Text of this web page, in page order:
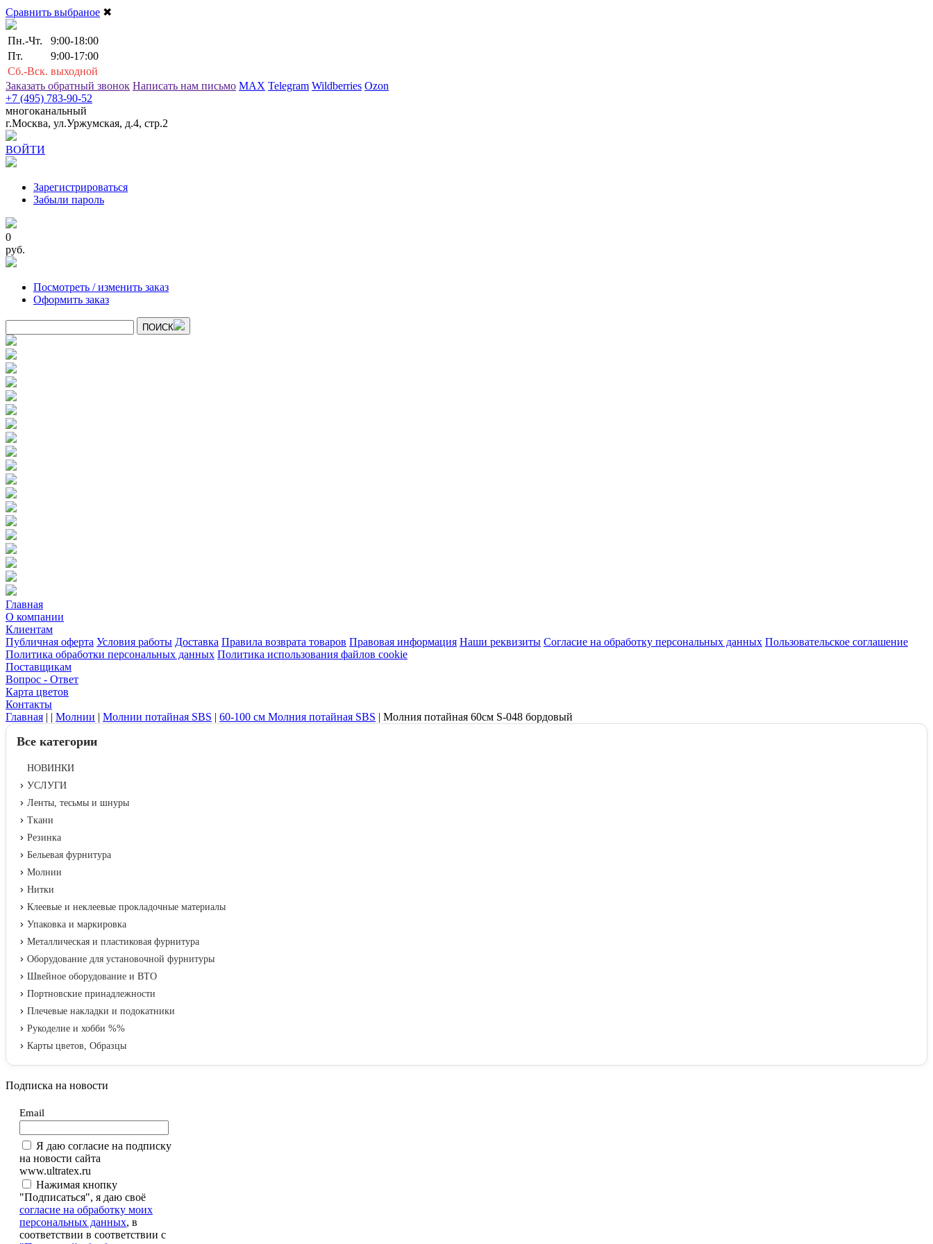
Сравнить выбраное ✖
Пн.-Чт.
9:00-18:00
Пт.
9:00-17:00
Сб.-Вск. выходной
Заказать обратный звонок Написать нам письмо MAX Telegram Wildberries Ozon
+7 (495) 783-90-52
многоканальный
г.Москва, ул.Уржумская, д.4, стр.2
ВОЙТИ
Зарегистрироваться
Забыли пароль
0
руб.
Посмотреть / изменить заказ
Оформить заказ
ПОИСК
Главная
О компании
Клиентам
Публичная оферта Условия работы Доставка Правила возврата товаров Правовая информация Наши реквизиты Согласие на обработку персональных данных Пользовательское соглашение
Политика обработки персональных данных Политика использования файлов cookie
Поставщикам
Вопрос - Ответ
Карта цветов
Контакты
Главная | | Молнии | Молнии потайная SBS | 60-100 см Молния потайная SBS | Молния потайная 60см S-048 бордовый
Все категории
НОВИНКИ
УСЛУГИ
Ленты, тесьмы и шнуры
Ткани
Резинка
Бельевая фурнитура
Молнии
Нитки
Клеевые и неклеевые прокладочные материалы
Упаковка и маркировка
Металлическая и пластиковая фурнитура
Оборудование для установочной фурнитуры
Швейное оборудование и ВТО
Портновские принадлежности
Плечевые накладки и подокатники
Рукоделие и хобби %%
Карты цветов, Образцы
Подписка на новости
Email
Я даю согласие на подписку
на новости сайта
www.ultratex.ru
Нажимая кнопку
"Подписаться", я даю своё
согласие на обработку моих
персональных данных, в
соответствии в соответствии с